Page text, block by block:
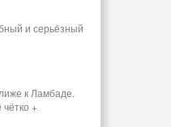
и серьёзный
к Ламбаде.
+